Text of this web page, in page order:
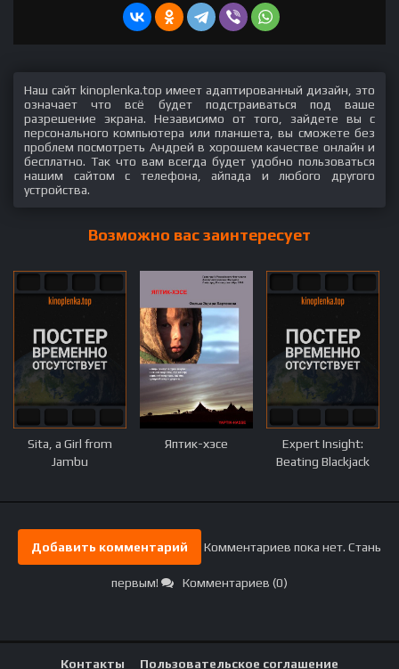
Наш сайт kinoplenka.top имеет адаптированный дизайн, это
означает что всё будет подстраиваться под ваше
разрешение экрана. Независимо от того, зайдете вы с
персонального компьютера или планшета, вы сможете без
проблем посмотреть Андрей в хорошем качестве онлайн и
бесплатно. Так что вам всегда будет удобно пользоваться
нашим сайтом с телефона, айпада и любого другого
устройства.
Возможно вас заинтересует
Sita, a Girl from
Jambu
Яптик-хэсе
Expert Insight:
Beating Blackjack
Добавить комментарий Комментариев пока нет. Стань
первым! Комментариев (0)
Контакты Пользовательское соглашение